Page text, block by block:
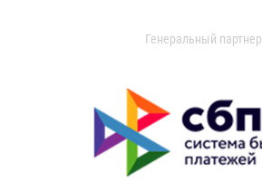
Генеральный партнер